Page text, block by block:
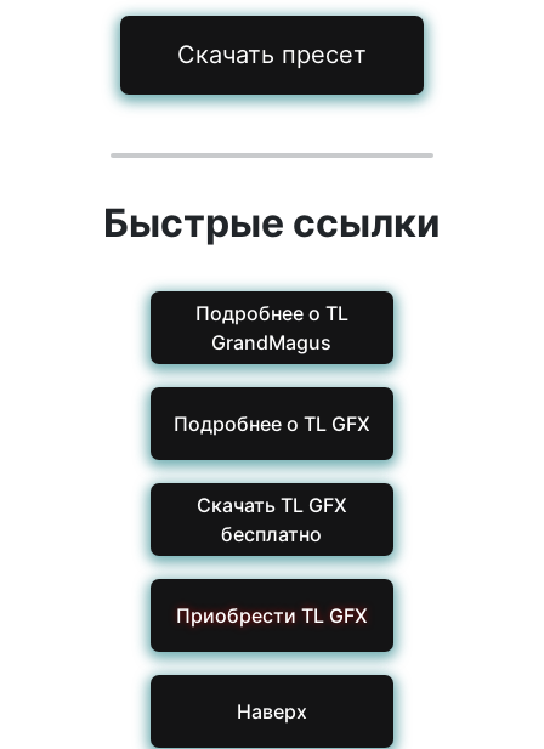
Скачать пресет
Быстрые ссылки
Подробнее о TL
GrandMagus
Подробнее о TL GFX
Скачать TL GFX
бесплатно
Приобрести TL GFX
Наверх